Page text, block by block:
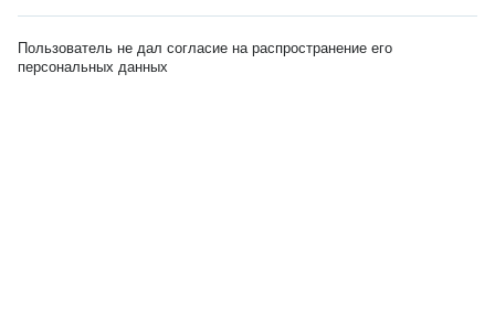
Пользователь не дал согласие на распространение его
персональных данных